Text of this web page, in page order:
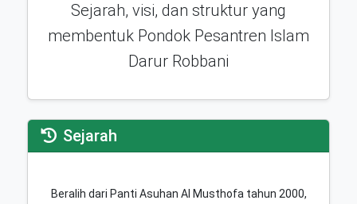
Sejarah, visi, dan struktur yang
membentuk Pondok Pesantren Islam
Darur Robbani
Sejarah
Beralih dari Panti Asuhan Al Musthofa tahun 2000,